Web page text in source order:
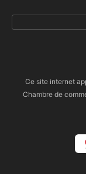
Ce site internet
Chambre de